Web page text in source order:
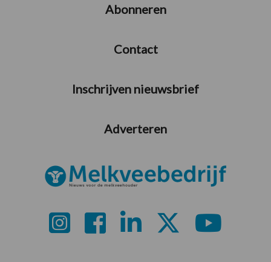
Abonneren
Contact
Inschrijven nieuwsbrief
Adverteren